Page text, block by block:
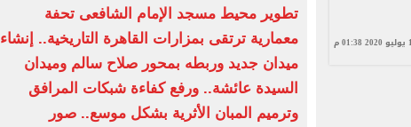
تطوير محيط مسجد الإمام الشافعى تحفة
معمارية ترتقى بمزارات القاهرة التاريخية.. إنشاء
ميدان جديد وربطه بمحور صلاح سالم وميدان
السيدة عائشة.. ورفع كفاءة شبكات المرافق
وترميم المبان الأثرية بشكل موسع.. صور